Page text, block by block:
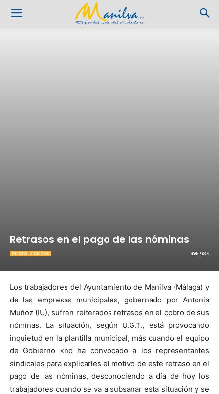
Retrasos en el pago de las nóminas
985
Personal, Sindicatos
Los trabajadores del Ayuntamiento de Manilva (Málaga) y
de las empresas municipales, gobernado por Antonia
Muñoz (IU), sufren reiterados retrasos en el cobro de sus
nóminas. La situación, según U.G.T., está provocando
inquietud en la plantilla municipal, más cuando el equipo
de Gobierno «no ha convocado a los representantes
sindicales para explicarles el motivo de este retraso en el
pago de las nóminas, desconociendo a día de hoy los
trabajadores cuando se va a subsanar esta situación y se